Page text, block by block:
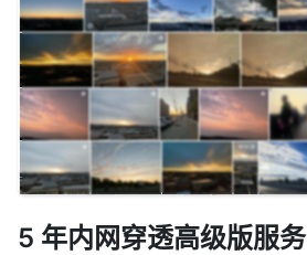
5 年内网穿透高级版服务